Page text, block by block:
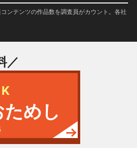
ンテンツの作品数を調査員がカウント。各社
／
めし